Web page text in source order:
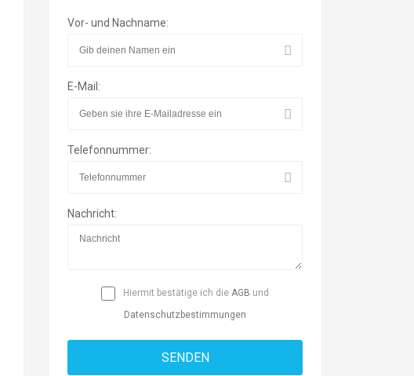
Vor- und Nachname:
E-Mail:
Telefonnummer:
Nachricht:
Hiermit bestätige ich die AGB und
Datenschutzbestimmungen